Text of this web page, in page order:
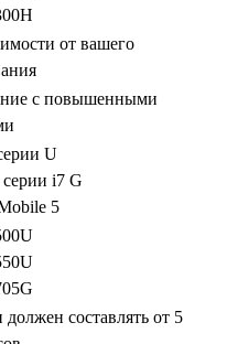
от вашего
с повышенными
U
i7 G
5
составлять от 5